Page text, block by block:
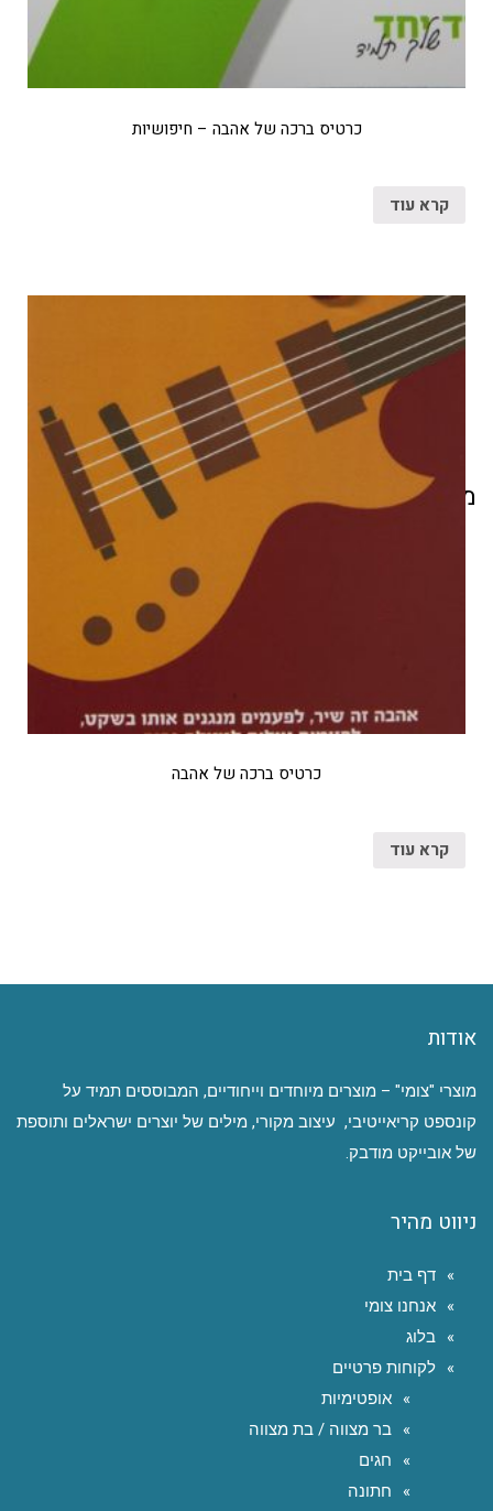
מוצרים קשורים
כרטיס ברכה של אהבה – חיפושיות
קרא עוד
כרטיס ברכה של אהבה
קרא עוד
אודות
מוצרי "צומי" – מוצרים מיוחדים וייחודיים, המבוססים תמיד על
קונספט קריאייטיבי, עיצוב מקורי, מילים של יוצרים ישראלים ותוספת
של אובייקט מודבק.
ניווט מהיר
דף בית
אנחנו צומי
בלוג
לקוחות פרטיים
אופטימיות
בר מצווה / בת מצווה
חגים
חתונה